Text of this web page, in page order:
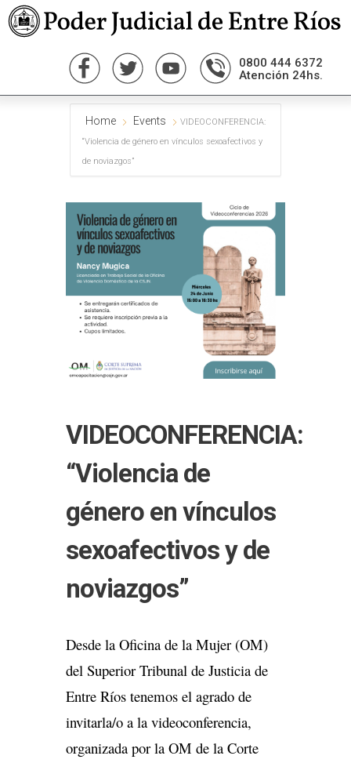
0800 444 6372
Atención 24hs.
Home Events
VIDEOCONFERENCIA:
“Violencia de género en vínculos sexoafectivos y
de noviazgos”
VIDEOCONFERENCIA:
“Violencia de
género en vínculos
sexoafectivos y de
noviazgos”
Desde la Oficina de la Mujer (OM)
del Superior Tribunal de Justicia de
Entre Ríos tenemos el agrado de
invitarla/o a la videoconferencia,
organizada por la OM de la Corte